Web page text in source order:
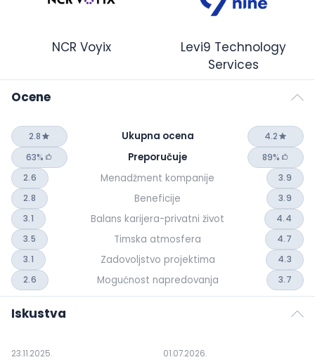
NCR Voyix
Levi9 Technology
Services
Ocene
2.8 Ukupna ocena
4.2
63%
Preporučuje
89%
2.6
Menadžment kompanije
3.9
2.8
Beneficije
3.9
3.1
Balans karijera-privatni život
4.4
3.5
Timska atmosfera
4.7
3.1
Zadovoljstvo projektima
4.3
2.6
Mogućnost napredovanja 3.7
Iskustva
23.11.2025. 01.07.2026.